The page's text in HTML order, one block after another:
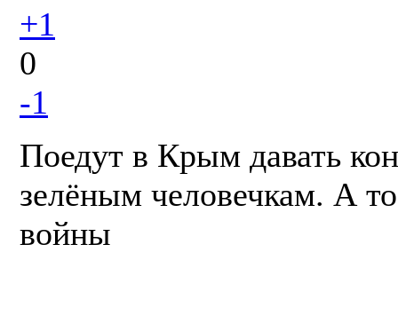
+1
0
-1
Поедут в Крым давать
зелёным человечкам. А
войны